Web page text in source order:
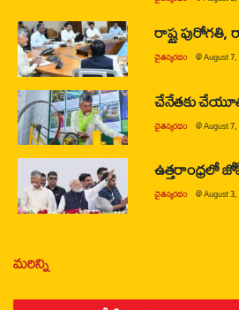
రాష్ట్ర
చైతన్యరధం @August
చేనేతకు
చైతన్యరధం @August
ఉత్తరాంధ్రలో
చైతన్యరధం @August
మరిన్ని